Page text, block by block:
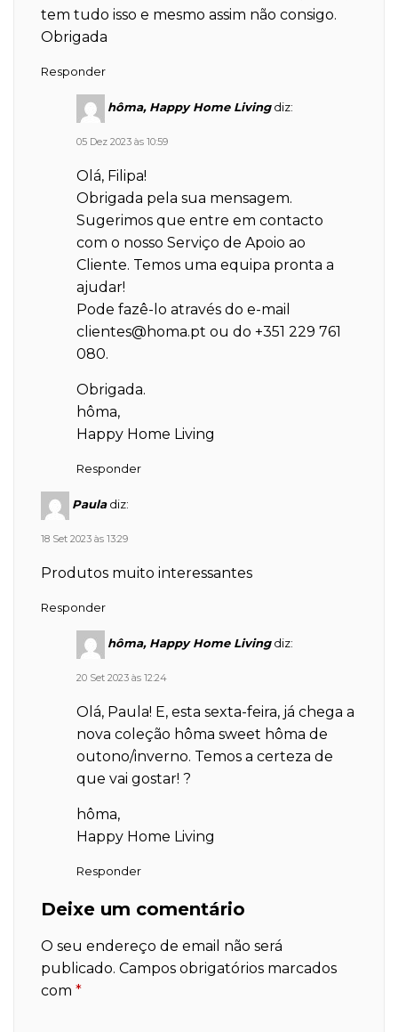
tem tudo isso e mesmo assim não consigo.
Obrigada
Responder
hôma, Happy Home Living diz:
05 Dez 2023 às 10:59
Olá, Filipa!
Obrigada pela sua mensagem.
Sugerimos que entre em contacto
com o nosso Serviço de Apoio ao
Cliente. Temos uma equipa pronta a
ajudar!
Pode fazê-lo através do e-mail
clientes@homa.pt ou do +351 229 761
080.
Obrigada.
hôma,
Happy Home Living
Responder
Paula diz:
18 Set 2023 às 13:29
Produtos muito interessantes
Responder
hôma, Happy Home Living diz:
20 Set 2023 às 12:24
Olá, Paula! E, esta sexta-feira, já chega a
nova coleção hôma sweet hôma de
outono/inverno. Temos a certeza de
que vai gostar! ?
hôma,
Happy Home Living
Responder
Deixe um comentário
O seu endereço de email não será
publicado. Campos obrigatórios marcados
com *